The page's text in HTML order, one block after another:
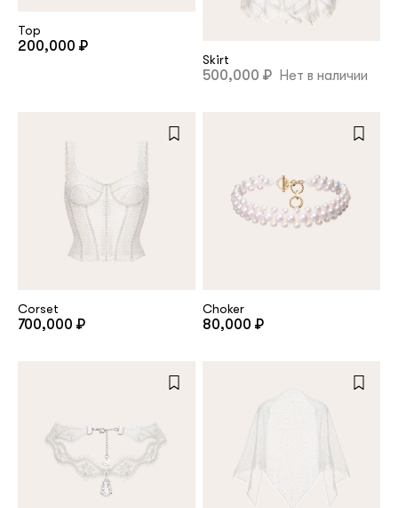
Email
Top
200,000 ₽
Skirt
500,000 ₽ Нет в наличии
Corset
700,000 ₽
Choker
80,000 ₽